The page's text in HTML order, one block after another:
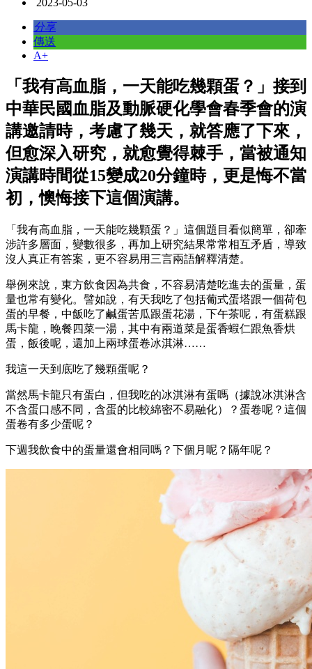
分享
傳送
A+
「我有高血脂，一天能吃幾顆蛋？」接到
中華民國血脂及動脈硬化學會春季會的演
講邀請時，考慮了幾天，就答應了下來，
但愈深入研究，就愈覺得棘手，當被通知
演講時間從15變成20分鐘時，更是悔不當
初，懊悔接下這個演講。
「我有高血脂，一天能吃幾顆蛋？」這個題目看似簡單，卻牽
涉許多層面，變數很多，再加上研究結果常常相互矛盾，導致
沒人真正有答案，更不容易用三言兩語解釋清楚。
舉例來說，東方飲食因為共食，不容易清楚吃進去的蛋量，蛋
量也常有變化。譬如說，有天我吃了包括葡式蛋塔跟一個荷包
蛋的早餐，中飯吃了鹹蛋苦瓜跟蛋花湯，下午茶呢，有蛋糕跟
馬卡龍，晚餐四菜一湯，其中有兩道菜是蛋香蝦仁跟魚香烘
蛋，飯後呢，還加上兩球蛋卷冰淇淋……
我這一天到底吃了幾顆蛋呢？
當然馬卡龍只有蛋白，但我吃的冰淇淋有蛋嗎（據說冰淇淋含
不含蛋口感不同，含蛋的比較綿密不易融化）？蛋卷呢？這個
蛋卷有多少蛋呢？
下週我飲食中的蛋量還會相同嗎？下個月呢？隔年呢？